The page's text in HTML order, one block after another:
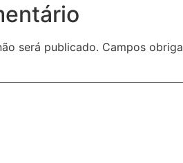
será publicado. Campos